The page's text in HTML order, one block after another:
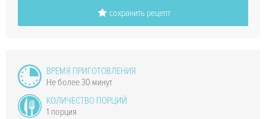
сохранить рецепт
ВРЕМЯ ПРИГОТОВЛЕНИЯ
Не более 30 минут
КОЛИЧЕСТВО ПОРЦИЙ
1 порция